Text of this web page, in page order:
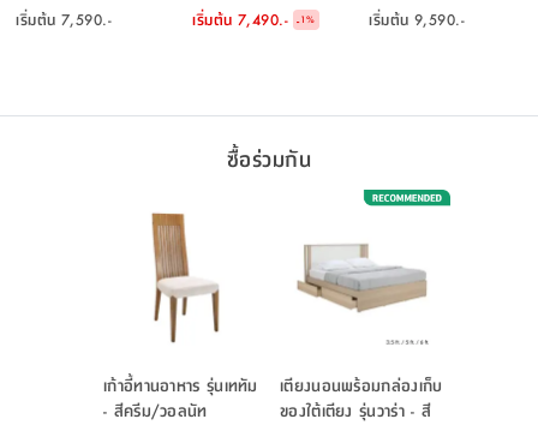
เริ่มต้น 7,590.- เริ่มต้น 7,490.- -1% เริ่มต้น 9,590.-
ซื้อร่วมกัน
เก้าอี้ทานอาหาร รุ่นเททัม
- สีครีม/วอลนัท
เตียงนอนพร้อมกล่องเก็บ
ของใต้เตียง รุ่นวาร่า - สี